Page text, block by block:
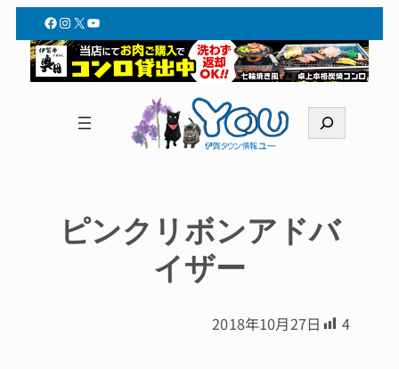
Facebook
Instagram
X YouTube
索
ピンクリボンアドバ
イザー
2018年10月27日 4